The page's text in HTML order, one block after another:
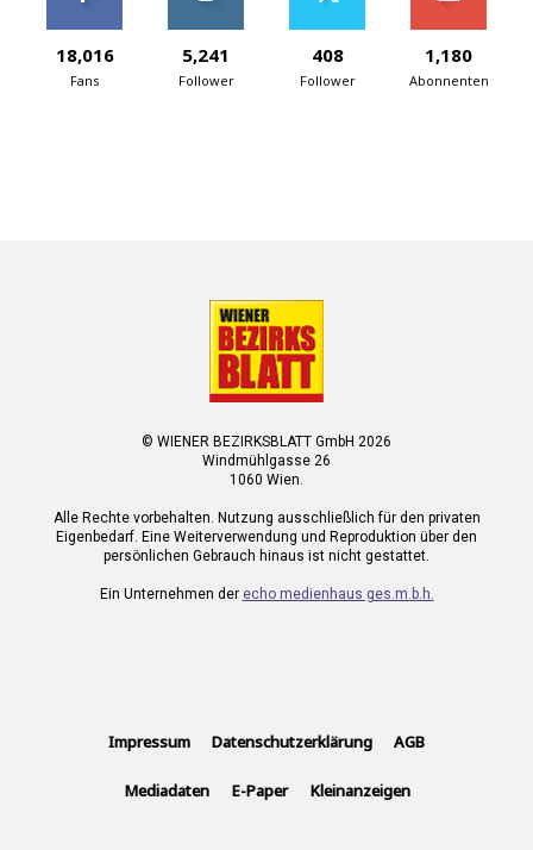
18,016
Fans
5,241
Follower
408
Follower
1,180
Abonnenten
© WIENER BEZIRKSBLATT GmbH 2026
Windmühlgasse 26
1060 Wien.
Alle Rechte vorbehalten. Nutzung ausschließlich für den privaten
Eigenbedarf. Eine Weiterverwendung und Reproduktion über den
persönlichen Gebrauch hinaus ist nicht gestattet.
Ein Unternehmen der echo medienhaus ges.m.b.h.
Impressum Datenschutzerklärung AGB
Mediadaten E-Paper Kleinanzeigen